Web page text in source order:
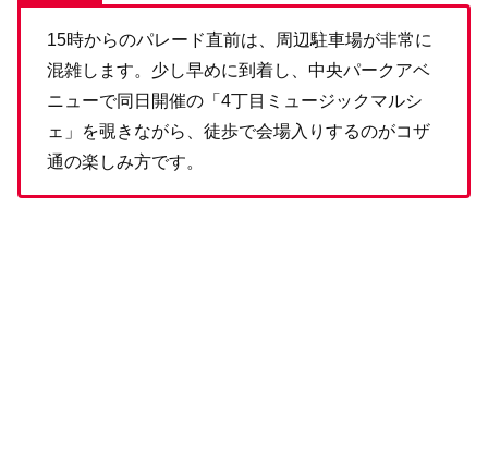
15時からのパレード直前は、周辺駐車場が非常に
混雑します。少し早めに到着し、中央パークアベ
ニューで同日開催の「4丁目ミュージックマルシ
ェ」を覗きながら、徒歩で会場入りするのがコザ
通の楽しみ方です。